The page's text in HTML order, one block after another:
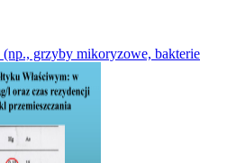
grzyby mikoryzowe, bakterie